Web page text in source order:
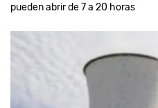
pueden abrir de 7 a 20 horas